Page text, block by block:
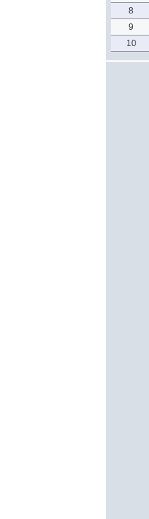
8
9
10